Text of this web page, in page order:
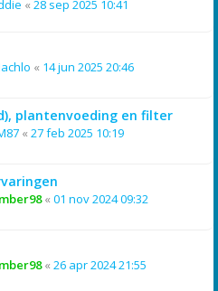
« 28 sep 2025 10:41
« 14 jun 2025 20:46
plantenvoeding en filter
« 27 feb 2025 10:19
« 01 nov 2024 09:32
« 26 apr 2024 21:55